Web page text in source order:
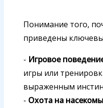
Понимание того,
приведены
- Игровое
игры или
выраженным
- Охота на